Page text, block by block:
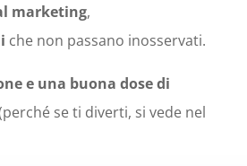
marketing,
che non passano inosservati.
e una buona dose di
se ti diverti, si vede nel